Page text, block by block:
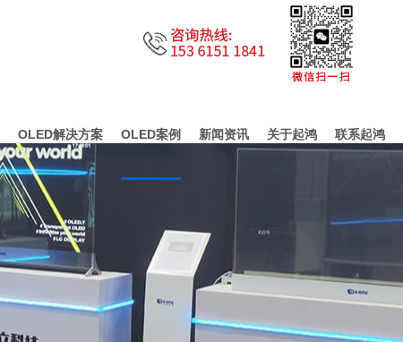
OLED解决方案 OLED案例 新闻资讯 关于起鸿 联系起鸿